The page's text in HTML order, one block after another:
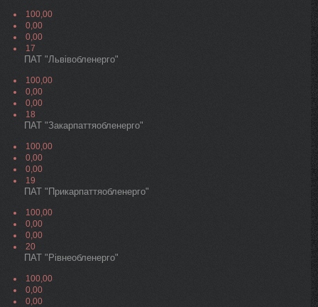
100,00
0,00
0,00
17
ПАТ "Львівобленерго"
100,00
0,00
0,00
18
ПАТ "Закарпаттяобленерго"
100,00
0,00
0,00
19
ПАТ "Прикарпаттяобленерго"
100,00
0,00
0,00
20
ПАТ "Рівнеобленерго"
100,00
0,00
0,00